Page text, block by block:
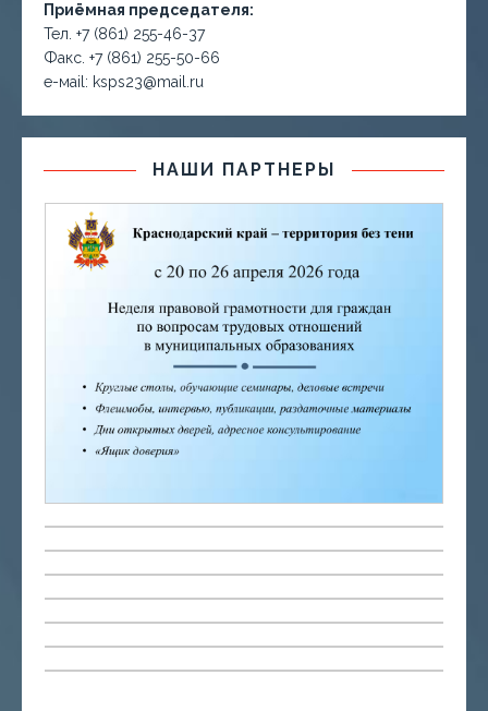
Приёмная председателя:
Тел. +7 (861) 255-46-37
Факс. +7 (861) 255-50-66
е-маil: ksps23@mail.ru
НАШИ ПАРТНЕРЫ